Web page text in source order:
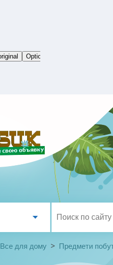
Все для дому > Предмети